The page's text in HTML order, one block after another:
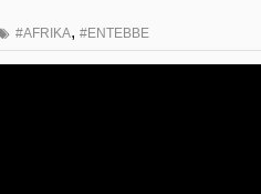
AFRIKA, ENTEBBE